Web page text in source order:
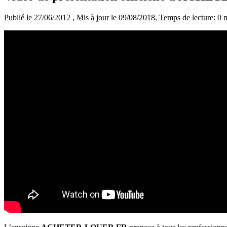
Publié le 27/06/2012 , Mis à jour le 09/08/2018, Temps de lecture: 0